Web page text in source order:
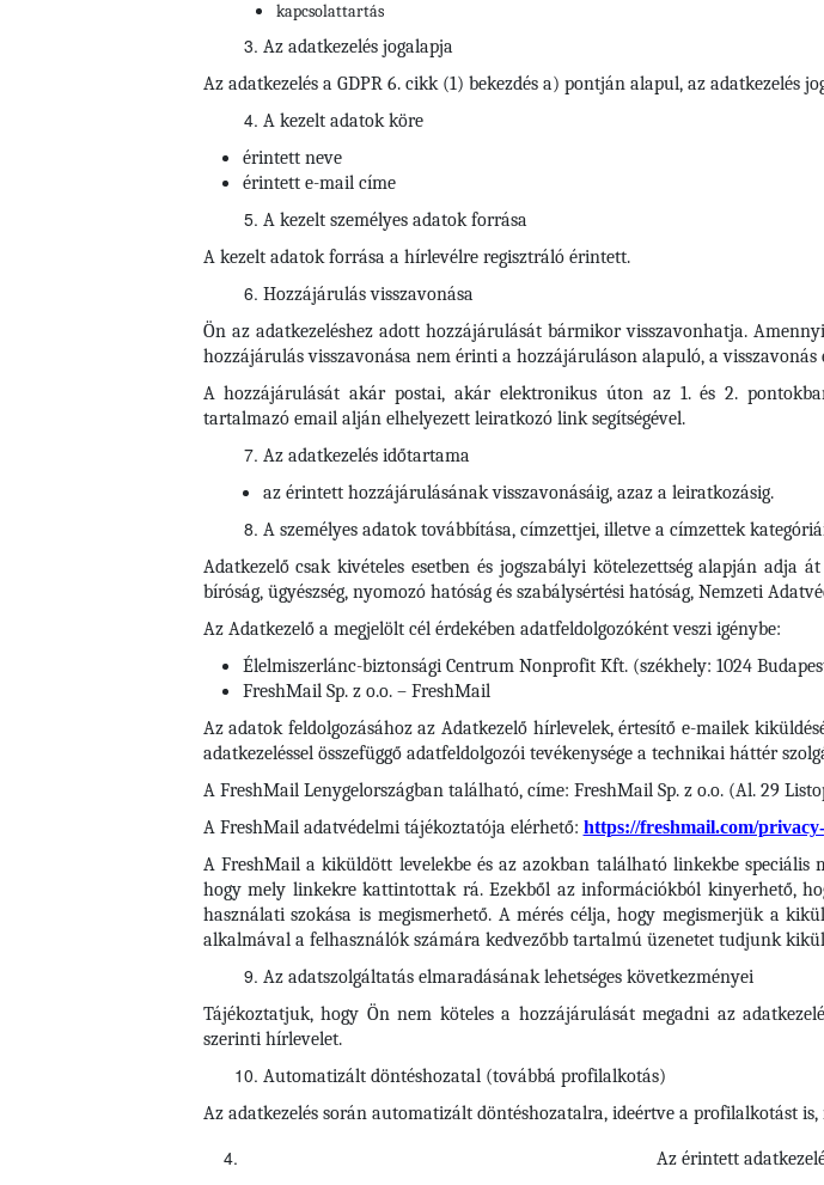
kapcsolattartás
Az adatkezelés jogalapja
Az adatkezelés a GDPR 6. cikk (1) bekezdés a) pontján alapul, az adatkezelés
A kezelt adatok köre
érintett neve
érintett e-mail címe
A kezelt személyes adatok forrása
A kezelt adatok forrása a hírlevélre regisztráló érintett.
Hozzájárulás visszavonása
Ön az adatkezeléshez adott hozzájárulását bármikor visszavonhatja.
hozzájárulás visszavonása nem érinti a hozzájáruláson alapuló, a visszavonás
A hozzájárulását akár postai, akár elektronikus úton az 1. és 2.
tartalmazó email alján elhelyezett leiratkozó link segítségével.
Az adatkezelés időtartama
az érintett hozzájárulásának visszavonásáig, azaz a leiratkozásig.
A személyes adatok továbbítása, címzettjei, illetve a címzettek
Adatkezelő csak kivételes esetben és jogszabályi kötelezettség alapján
bíróság, ügyészség, nyomozó hatóság és szabálysértési hatóság, Nemzeti
Az Adatkezelő a megjelölt cél érdekében adatfeldolgozóként veszi igénybe:
Élelmiszerlánc-biztonsági Centrum Nonprofit Kft. (székhely: 1024
FreshMail Sp. z o.o. – FreshMail
Az adatok feldolgozásához az Adatkezelő hírlevelek, értesítő e-mailek
adatkezeléssel összefüggő adatfeldolgozói tevékenysége a technikai háttér
A FreshMail Lenygelországban található, címe: FreshMail Sp. z o.o. (Al. 29
A FreshMail adatvédelmi tájékoztatója elérhető: https://freshmail.com/
A FreshMail a kiküldött levelekbe és az azokban található linkekbe speciális
hogy mely linkekre kattintottak rá. Ezekből az információkból kinyerhető,
használati szokása is megismerhető. A mérés célja, hogy megismerjük a
alkalmával a felhasználók számára kedvezőbb tartalmú üzenetet tudjunk
Az adatszolgáltatás elmaradásának lehetséges következményei
Tájékoztatjuk, hogy Ön nem köteles a hozzájárulását megadni az
szerinti hírlevelet.
Automatizált döntéshozatal (továbbá profilalkotás)
Az adatkezelés során automatizált döntéshozatalra, ideértve a profilalkotást is,
Az érintett